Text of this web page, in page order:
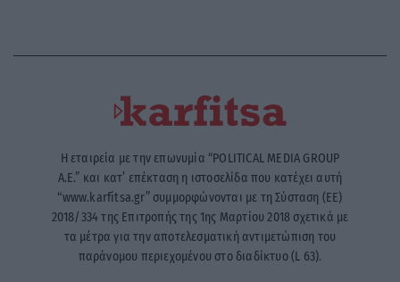
Η εταιρεία με την επωνυμία “POLITICAL MEDIA GROUP
A.E.” και κατ’ επέκταση η ιστοσελίδα που κατέχει αυτή
“www.karfitsa.gr” συμμορφώνονται με τη Σύσταση (ΕΕ)
2018/334 της Επιτροπής της 1ης Μαρτίου 2018 σχετικά με
τα μέτρα για την αποτελεσματική αντιμετώπιση του
παράνομου περιεχομένου στο διαδίκτυο (L 63).